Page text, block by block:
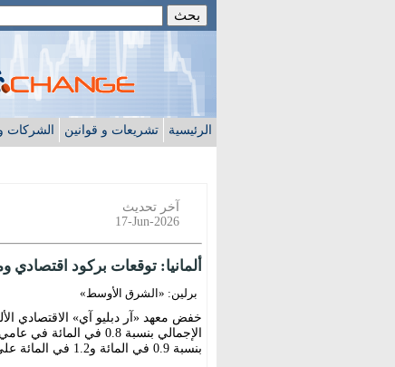
الرئيسية تشريعات و قوانين الشركات
آخر تحديث
17-Jun-2026
ألمانيا: توقعات بركود
برلين: «الشرق الأوسط»
خفض معهد «آر دبليو آي» الاقتصادي
بنسبة 0.9 في المائة و1.2 في المائة على التوالي.